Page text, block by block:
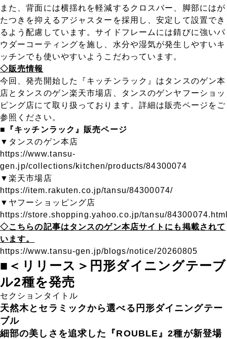
また、背面には横揺れを軽減するクロスバー、脚部にはが
たつきを抑えるアジャスターを採用し、安定して設置でき
るよう配慮しています。サイドフレームには錆びに強いパ
ウダーコーティングを施し、水分や湿気が発生しやすいキ
ッチンでも使いやすいようこだわっています。
◇販売情報
今回、発売開始した『キッチンラック』はタンスのゲン本
店とタンスのゲン楽天市場店、タンスのゲンヤフーショッ
ピング店にて取り扱っております。詳細は販売ページをご
参照ください。
■『キッチンラック』販売ページ
▼タンスのゲン本店
https://www.tansu-
gen.jp/collections/kitchen/products/84300074
▼楽天市場店
https://item.rakuten.co.jp/tansu/84300074/
▼ヤフーショッピング店
https://store.shopping.yahoo.co.jp/tansu/
◇こちらの記事はタンスのゲン本店サイトにも掲載されて
います。
https://www.tansu-gen.jp/blogs/notice/20260805
■＜リリース＞円形ダイニングテーブ
ル2種を発売
セクションタイトル
天然木とセラミックから選べる円形ダイニングテー
ブル
細部の美しさを追求した『ROUBLE』2種が新登場